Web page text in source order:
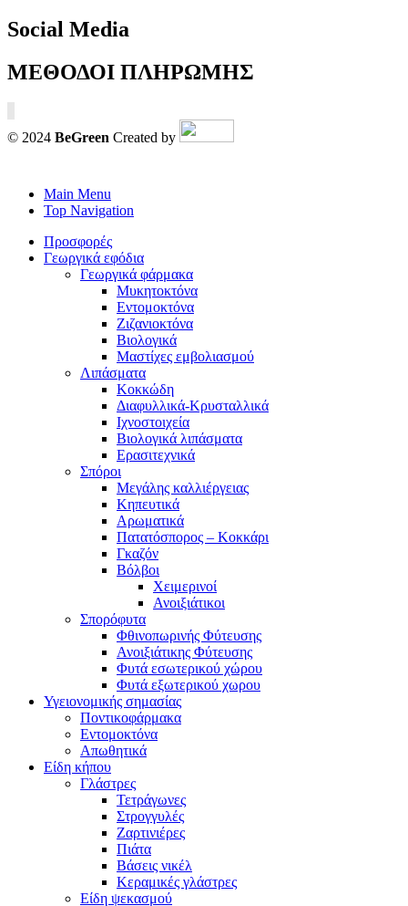
Social Media
ΜΕΘΟΔΟΙ ΠΛΗΡΩΜΗΣ
© 2024 BeGreen Created by
Main Menu
Top Navigation
Προσφορές
Γεωργικά εφόδια
Γεωργικά φάρμακα
Μυκητοκτόνα
Εντομοκτόνα
Ζιζανιοκτόνα
Βιολογικά
Μαστίχες εμβολιασμού
Λιπάσματα
Κοκκώδη
Διαφυλλικά-Κρυσταλλικά
Ιχνοστοιχεία
Βιολογικά λιπάσματα
Ερασιτεχνικά
Σπόροι
Μεγάλης καλλιέργειας
Κηπευτικά
Αρωματικά
Πατατόσπορος – Κοκκάρι
Γκαζόν
Βόλβοι
Χειμερινοί
Ανοιξιάτικοι
Σπορόφυτα
Φθινοπωρινής Φύτευσης
Ανοιξιάτικης Φύτευσης
Φυτά εσωτερικού χώρου
Φυτά εξωτερικού χωρου
Υγειονομικής σημασίας
Ποντικοφάρμακα
Εντομοκτόνα
Απωθητικά
Είδη κήπου
Γλάστρες
Τετράγωνες
Στρογγυλές
Ζαρτινιέρες
Πιάτα
Βάσεις νικέλ
Κεραμικές γλάστρες
Είδη ψεκασμού